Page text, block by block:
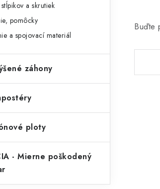
a skrutiek
pomôcky
a spojovací materiál
záhony
ploty
- Mierne poškodený
Buďte